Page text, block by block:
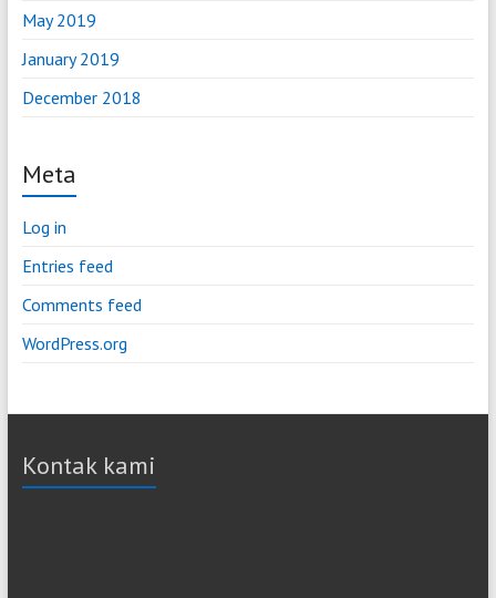
May 2019
January 2019
December 2018
Meta
Log in
Entries feed
Comments feed
WordPress.org
Kontak kami